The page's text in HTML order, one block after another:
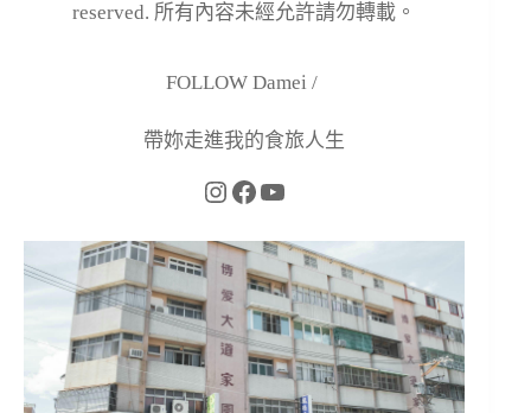
reserved. 所有內容未經允許請勿轉載。
FOLLOW Damei /
帶妳走進我的食旅人生